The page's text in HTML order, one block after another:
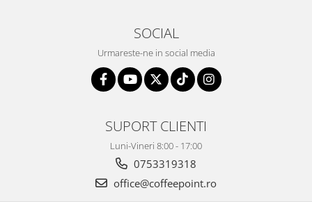
SOCIAL
Urmareste-ne in social media
SUPORT CLIENTI
Luni-Vineri 8:00 - 17:00
0753319318
office@coffeepoint.ro